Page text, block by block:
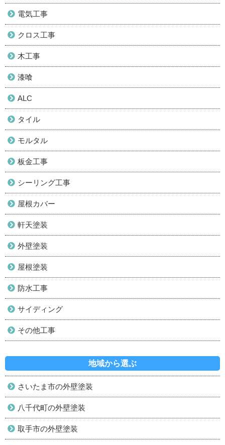
電気工事
クロス工事
木工事
漆喰
ALC
タイル
モルタル
板金工事
シーリング工事
屋根カバー
軒天塗装
外壁塗装
屋根塗装
防水工事
サイディング
その他工事
地域から選ぶ
さいたま市の外壁塗装
八千代町の外壁塗装
取手市の外壁塗装